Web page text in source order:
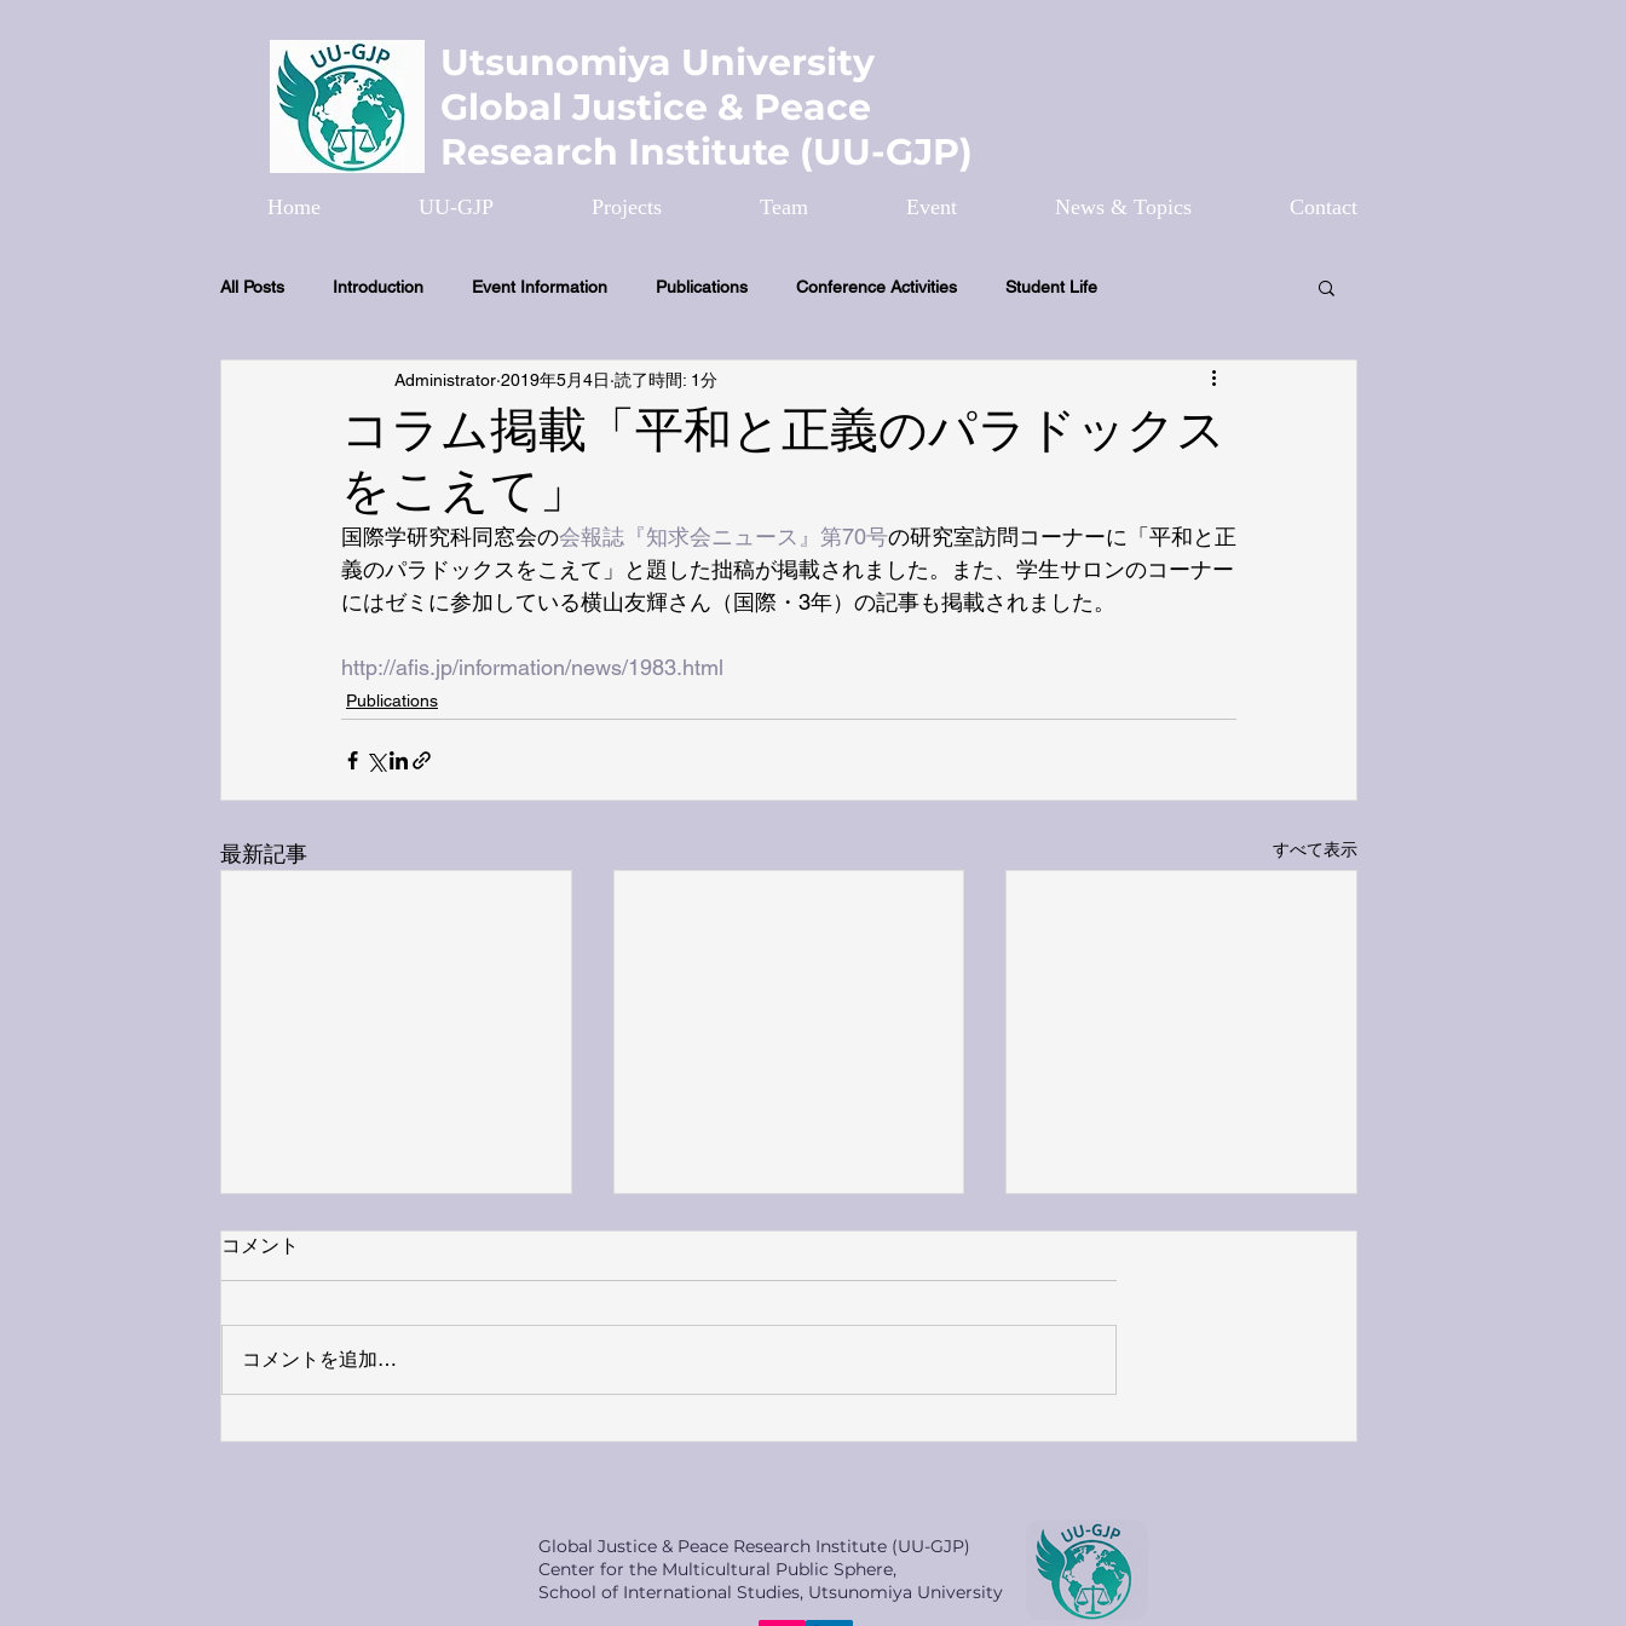
Utsunomiya University
Global Justice & Peace
Research Institute (UU-GJP)
Home UU-GJP Projects Team Event News & Topics Contact
All Posts Introduction Event Information Publications Conference Activities Student Life
コラム掲載「平和と正義のパラドックス
をこえて」
Administrator 2019年5月4日 読了時間: 1分
国際学研究科同窓会の会報誌『知求会ニュース』第70号の研究室訪問コーナーに「平和と正
義のパラドックスをこえて」と題した拙稿が掲載されました。また、学生サロンのコーナー
にはゼミに参加している横山友輝さん（国際・3年）の記事も掲載されました。
http://afis.jp/information/news/1983.html
Publications
最新記事 すべて表示
領の国際刑事裁判所引き渡し
に合意」
関の職員(境悠一郎氏、田邉宙
大氏)と宇大生による座談会
(特集 ウィズコロナ時代の国
際学部の挑戦」他
コメント
コメントを追加…
Global Justice & Peace Research Institute (UU-GJP)
Center for the Multicultural Public Sphere,
School of International Studies, Utsunomiya University